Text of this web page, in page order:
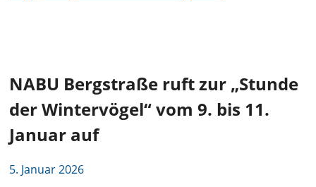
NABU Bergstraße ruft zur „Stunde
der Wintervögel“ vom 9. bis 11.
Januar auf
5. Januar 2026